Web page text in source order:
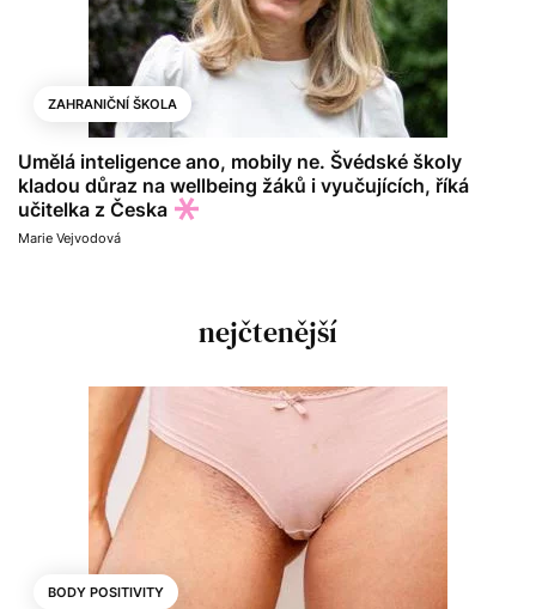
ZAHRANIČNÍ ŠKOLA
Umělá inteligence ano, mobily ne. Švédské školy
kladou důraz na wellbeing žáků i vyučujících, říká
učitelka z Česka
Marie Vejvodová
nejčtenější
BODY POSITIVITY